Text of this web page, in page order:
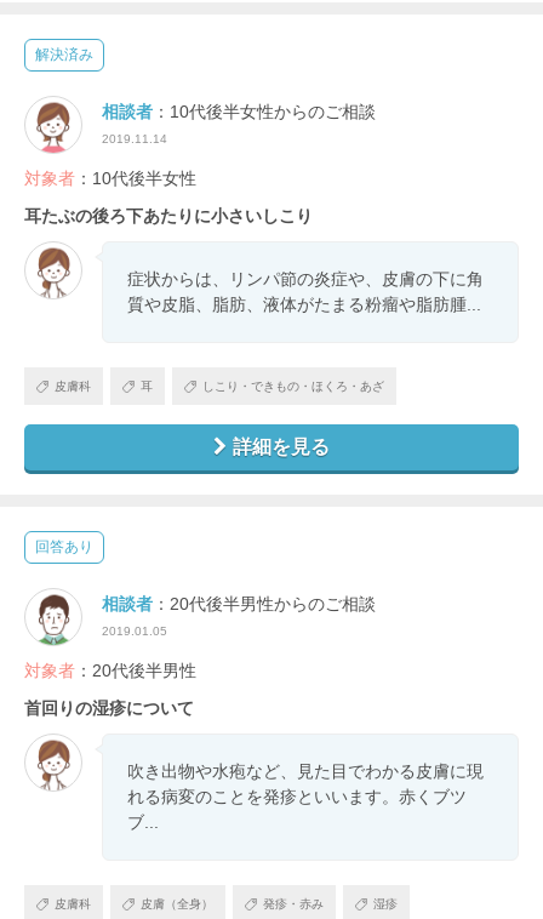
解決済み
相談者 ：10代後半女性からのご相談
2019.11.14
対象者 ：10代後半女性
耳たぶの後ろ下あたりに小さいしこり
症状からは、リンパ節の炎症や、皮膚の下に角
質や皮脂、脂肪、液体がたまる粉瘤や脂肪腫...
皮膚科 耳 しこり・できもの・ほくろ・あざ
詳細を見る
回答あり
相談者 ：20代後半男性からのご相談
2019.01.05
対象者 ：20代後半男性
首回りの湿疹について
吹き出物や水疱など、見た目でわかる皮膚に現
れる病変のことを発疹といいます。赤くブツ
ブ...
皮膚科 皮膚（全身） 発疹・赤み 湿疹